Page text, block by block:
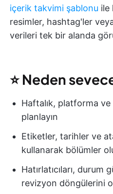
içerik takvimi şablonu ile
resimler, hashtag'ler
verileri tek bir alanda
⭐ Neden
Haftalık, platforma ve
planlayın
Etiketler, tarihler ve
kullanarak bölümler
Hatırlatıcıları, durum
revizyon döngülerini